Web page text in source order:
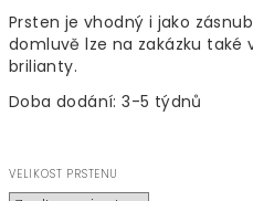
Prsten je vhodný i jako
domluvě lze na zakázku také
brilianty.
Doba dodání: 3-5 týdnů
VELIKOST PRSTENU